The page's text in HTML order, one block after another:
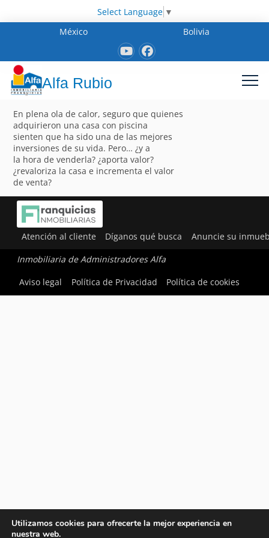
Select Language ▼
México
Bolivia
Alfa Rubio
En plena ola de calor, seguro que quienes
adquirieron una casa con piscina
sienten que ha sido una de las mejores
inversiones de su vida. Pero… ¿y a
la hora de venderla? ¿aporta valor?
¿revaloriza la casa e incrementa el valor
de venta?
Atención al cliente Díganos qué busca Anuncie su
Inmobiliaria de Administradores Alfa
Aviso legal
Política de Privacidad Política de cookies
Utilizamos cookies para ofrecerte la mejor experiencia en
nuestra web.